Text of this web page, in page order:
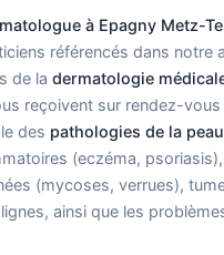
à Epagny Metz-
référencés dans notre
de la dermatologie
reçoivent sur rendez-
des pathologies de la peau
(eczéma, psoriasis),
(mycoses, verrues),
ainsi que les